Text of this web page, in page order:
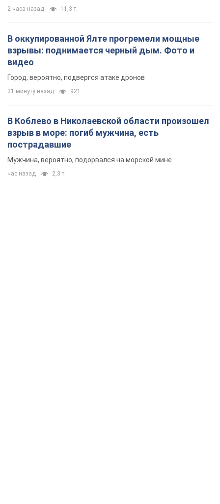
2 часа назад 11,3 т.
В оккупированной Ялте прогремели мощные
взрывы: поднимается черный дым. Фото и
видео
Город, вероятно, подвергся атаке дронов
31 минуту назад 921
В Коблево в Николаевской области произошел
взрыв в море: погиб мужчина, есть
пострадавшие
Мужчина, вероятно, подорвался на морской мине
час назад 2,3 т.